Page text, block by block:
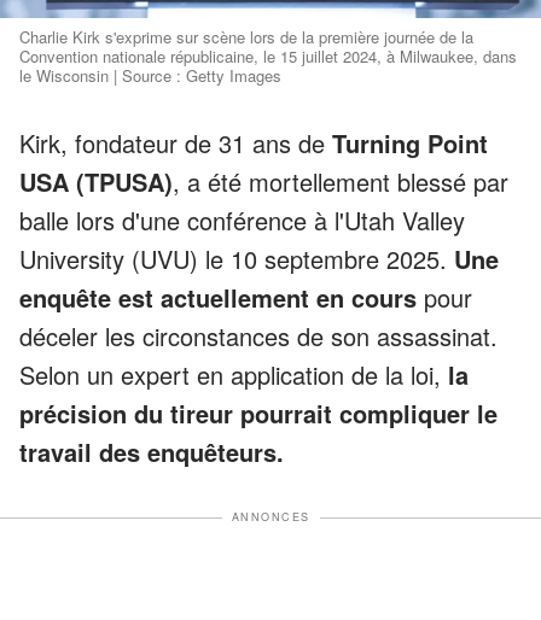
Charlie Kirk s'exprime sur scène lors de la première journée de la
Convention nationale républicaine, le 15 juillet 2024, à Milwaukee, dans
le Wisconsin | Source : Getty Images
Kirk, fondateur de 31 ans de Turning Point
USA (TPUSA), a été mortellement blessé par
balle lors d'une conférence à l'Utah Valley
University (UVU) le 10 septembre 2025. Une
enquête est actuellement en cours pour
déceler les circonstances de son assassinat.
Selon un expert en application de la loi, la
précision du tireur pourrait compliquer le
travail des enquêteurs.
ANNONCES